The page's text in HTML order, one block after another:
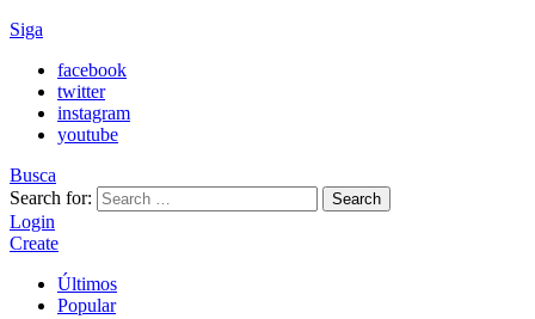
Siga
facebook
twitter
instagram
youtube
Busca
Search for:
Search
Login
Create
Últimos
Popular